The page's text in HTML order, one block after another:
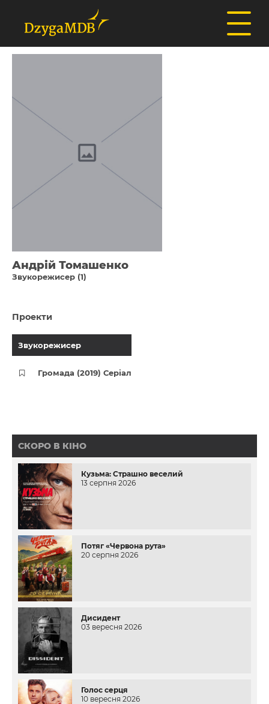
Андрій Томашенко
Звукорежисер (1)
Проекти
Звукорежисер
Громада (2019) Серіал
СКОРО В КІНО
Кузьма: Страшно веселий
13 серпня 2026
Потяг «Червона рута»
20 серпня 2026
Дисидент
03 вересня 2026
Голос серця
10 вересня 2026